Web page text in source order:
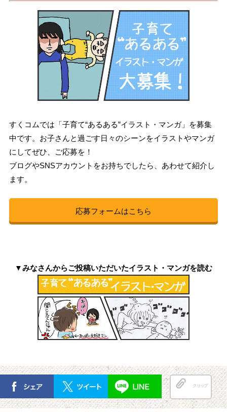
すくコムでは「子育て“あるある”イラスト・マンガ」を募集
中です。お子さんと過ごす日々のシーンをイラストやマンガ
にしてぜひ、ご応募を！
ブログやSNSアカウントをお持ちでしたら、あわせて紹介し
ます。
応募フォームはこちら
▼みなさんからご投稿いただいたイラスト・マンガを読む
クリップ